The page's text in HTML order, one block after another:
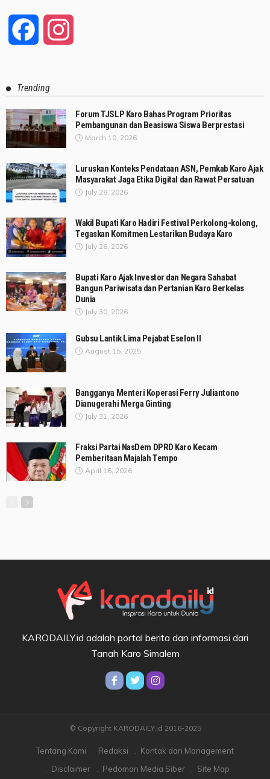
Facebook
Trending
Forum TJSLP Karo Bahas Program Prioritas
Pembangunan dan Beasiswa Siswa Berprestasi
March 10, 2026
Luruskan Konteks Pendataan ASN, Pemkab Karo Ajak
Masyarakat Jaga Etika Digital dan Rawat Persatuan
July 28, 2026
Wakil Bupati Karo Hadiri Festival Perkolong-kolong,
Tegaskan Komitmen Lestarikan Budaya Karo
July 26, 2026
Bupati Karo Ajak Investor dan Negara Sahabat
Bangun Pariwisata dan Pertanian Karo Berkelas
Dunia
July 30, 2026
Gubsu Lantik Lima Pejabat Eselon II
August 15, 2025
Bangganya Menteri Koperasi Ferry Juliantono
Dianugerahi Merga Ginting
July 31, 2026
Fraksi Partai NasDem DPRD Karo Kecam
Pemberitaan Majalah Tempo
April 16, 2026
KARODAILY.id adalah portal berita dan informasi dari
Tanah Karo Simalem
© Copyright KARODAILY.id 2016-2025
Tentang Kami Redaksi
Kontak dan Management
Disclaimer
Pedoman Media Siber Site Map